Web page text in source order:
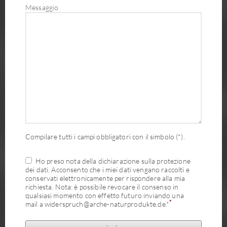
Messaggio
Compilare tutti i campi obbligatori con il simbolo (*).
Ho preso nota della dichiarazione sulla protezione
dei dati. Acconsento che i miei dati vengano raccolti e
conservati elettronicamente per rispondere alla mia
richiesta. Nota: è possibile revocare il consenso in
qualsiasi momento con effetto futuro inviando una
mail a widerspruch@arche-naturprodukte.de.**